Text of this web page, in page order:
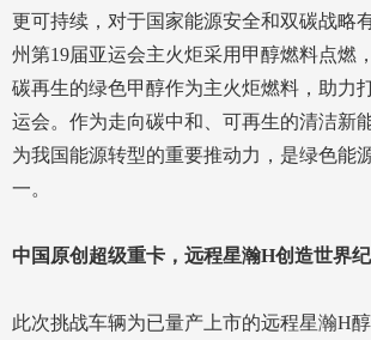
更可持续，对于国家能源安全和双碳战略
州第19届亚运会主火炬采用甲醇燃料点燃
碳再生的绿色甲醇作为主火炬燃料，助力
运会。作为走向碳中和、可再生的清洁新
为我国能源转型的重要推动力，是绿色能
一。
中国原创超级重卡，远程星瀚H创造世界
此次挑战车辆为已量产上市的远程星瀚H